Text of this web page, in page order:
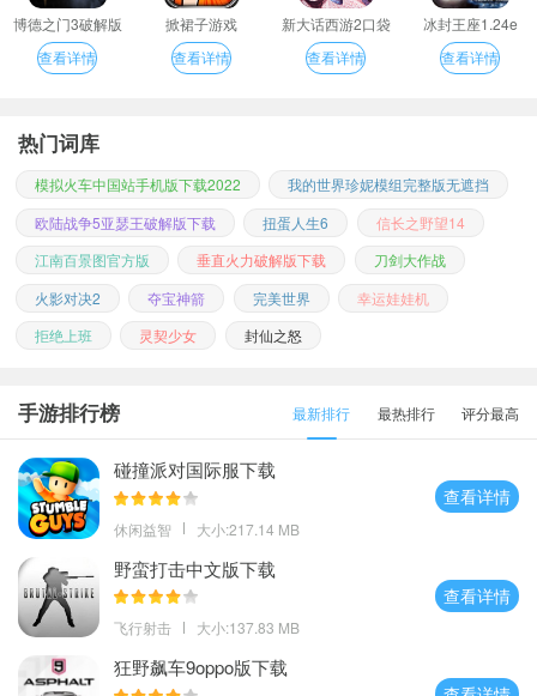
博德之门3破解版
查看详情
掀裙子游戏
查看详情
新大话西游2口袋
版
查看详情
冰封王座1.24e
查看详情
热门词库
模拟火车中国站手机版下载2022
我的世界珍妮模组完整版无遮挡
欧陆战争5亚瑟王破解版下载
扭蛋人生6
信长之野望14
江南百景图官方版
垂直火力破解版下载
刀剑大作战
火影对决2
夺宝神箭 完美世界
幸运娃娃机
拒绝上班
灵契少女 封仙之怒
手游排行榜 最新排行 最热排行 评分最高
碰撞派对国际服下载
休闲益智 大小:217.14 MB
查看详情
野蛮打击中文版下载
飞行射击 大小:137.83 MB
查看详情
狂野飙车9oppo版下载